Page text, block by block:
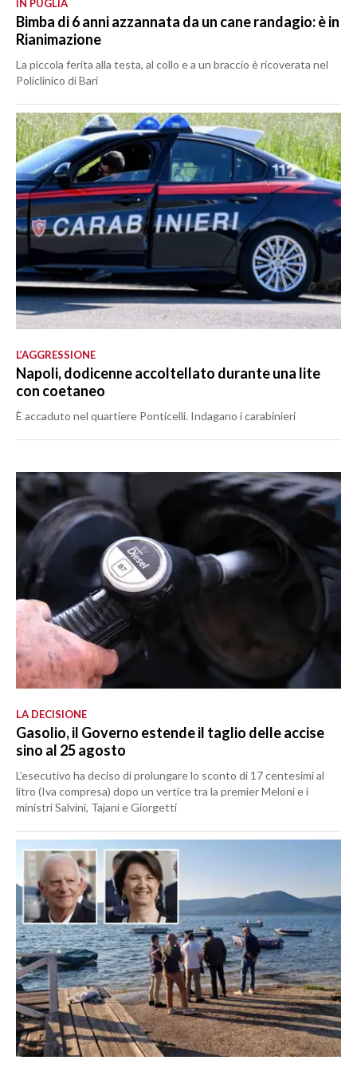
IN PUGLIA
Bimba di 6 anni azzannata da un cane randagio: è in
Rianimazione
La piccola ferita alla testa, al collo e a un braccio è ricoverata nel
Policlinico di Bari
L’AGGRESSIONE
Napoli, dodicenne accoltellato durante una lite
con coetaneo
È accaduto nel quartiere Ponticelli. Indagano i carabinieri
LA DECISIONE
Gasolio, il Governo estende il taglio delle accise
sino al 25 agosto
L'esecutivo ha deciso di prolungare lo sconto di 17 centesimi al
litro (Iva compresa) dopo un vertice tra la premier Meloni e i
ministri Salvini, Tajani e Giorgetti